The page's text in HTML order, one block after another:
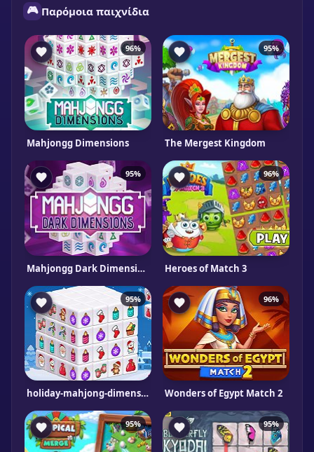
🎮 Παρόμοια παιχνίδια
96%
Mahjongg Dimensions
95%
The Mergest Kingdom
95%
Mahjongg Dark Dimensions Triple Time
96%
Heroes of Match 3
95%
holiday-mahjong-dimensions
96%
Wonders of Egypt Match 2
95% 95%